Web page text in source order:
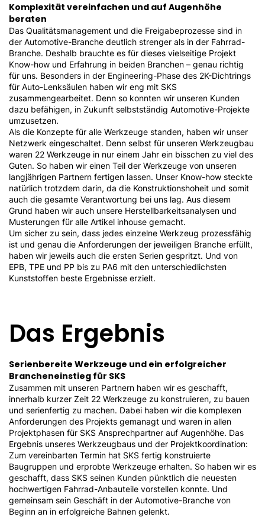
Komplexität vereinfachen und auf Augenhöhe
beraten
Das Qualitätsmanagement und die Freigabeprozesse sind in
der Automotive-Branche deutlich strenger als in der Fahrrad-
Branche. Deshalb brauchte es für dieses vielseitige Projekt
Know-how und Erfahrung in beiden Branchen – genau richtig
für uns. Besonders in der Engineering-Phase des 2K-Dichtrings
für Auto-Lenksäulen haben wir eng mit SKS
zusammengearbeitet. Denn so konnten wir unseren Kunden
dazu befähigen, in Zukunft selbstständig Automotive-Projekte
umzusetzen.
Als die Konzepte für alle Werkzeuge standen, haben wir unser
Netzwerk eingeschaltet. Denn selbst für unseren Werkzeugbau
waren 22 Werkzeuge in nur einem Jahr ein bisschen zu viel des
Guten. So haben wir einen Teil der Werkzeuge von unseren
langjährigen Partnern fertigen lassen. Unser Know-how steckte
natürlich trotzdem darin, da die Konstruktionshoheit und somit
auch die gesamte Verantwortung bei uns lag. Aus diesem
Grund haben wir auch unsere Herstellbarkeitsanalysen und
Musterungen für alle Artikel inhouse gemacht.
Um sicher zu sein, dass jedes einzelne Werkzeug prozessfähig
ist und genau die Anforderungen der jeweiligen Branche erfüllt,
haben wir jeweils auch die ersten Serien gespritzt. Und von
EPB, TPE und PP bis zu PA6 mit den unterschiedlichsten
Kunststoffen beste Ergebnisse erzielt.
Das Ergebnis
Serienbereite Werkzeuge und ein erfolgreicher
Brancheneinstieg für SKS
Zusammen mit unseren Partnern haben wir es geschafft,
innerhalb kurzer Zeit 22 Werkzeuge zu konstruieren, zu bauen
und serienfertig zu machen. Dabei haben wir die komplexen
Anforderungen des Projekts gemanagt und waren in allen
Projektphasen für SKS Ansprechpartner auf Augenhöhe. Das
Ergebnis unseres Werkzeugbaus und der Projektkoordination:
Zum vereinbarten Termin hat SKS fertig konstruierte
Baugruppen und erprobte Werkzeuge erhalten. So haben wir es
geschafft, dass SKS seinen Kunden pünktlich die neuesten
hochwertigen Fahrrad-Anbauteile vorstellen konnte. Und
gemeinsam sein Geschäft in der Automotive-Branche von
Beginn an in erfolgreiche Bahnen gelenkt.